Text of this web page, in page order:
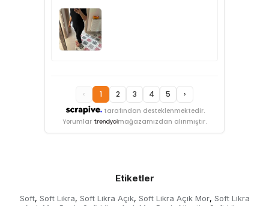
tarafından desteklenmektedir.
‹ 1 2 3 4 5 ›
Yorumlar mağazamızdan alınmıştır.
Etiketler
Soft, Soft Likra, Soft Likra Açık, Soft Likra Açık Mor, Soft Likra